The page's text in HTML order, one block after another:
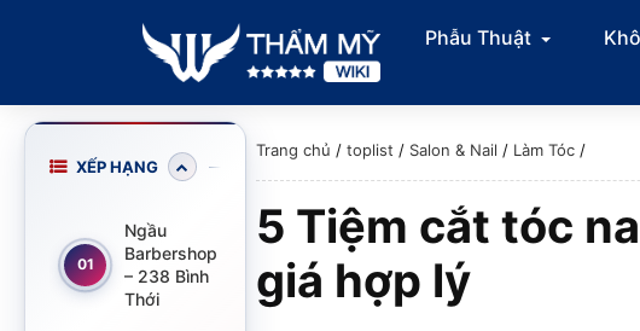
Phẫu Thuật
XẾP HẠNG
01
Ngầu
Barbershop
– 238 Bình
Thới
Trang chủ / toplist / Salon & Nail / Làm Tóc /
5 Tiệm cắt tóc
giá hợp lý